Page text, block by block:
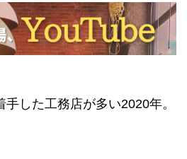
した工務店が多い2020年。